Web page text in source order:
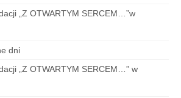
„Z OTWARTYM SERCEM…”w
dni
„Z OTWARTYM SERCEM…” w